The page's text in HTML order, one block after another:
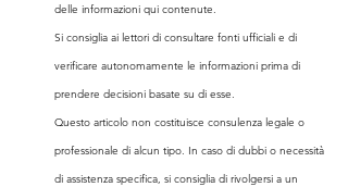
delle informazioni qui contenute.
Si consiglia ai lettori di consultare fonti ufficiali e di
verificare autonomamente le informazioni prima di
prendere decisioni basate su di esse.
Questo articolo non costituisce consulenza legale o
professionale di alcun tipo. In caso di dubbi o necessità
di assistenza specifica, si consiglia di rivolgersi a un